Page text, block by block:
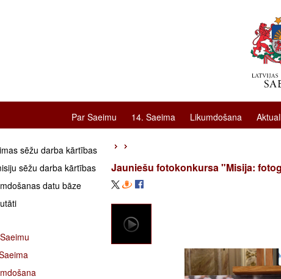
Par Saeimu 14. Saeima Likumdošana
sēžu darba kārtības
sēžu darba kārtības
datu bāze
Jauniešu fotokonkursa "Misija: